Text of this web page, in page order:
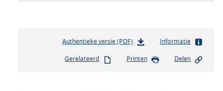
Authentieke versie (PDF)b
s
Informatie
Gerelateerd Printen Delen